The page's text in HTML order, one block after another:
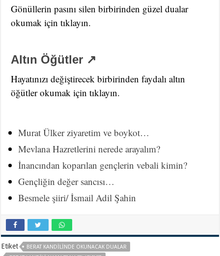
Gönüllerin pasını silen birbirinden güzel dualar
okumak için tıklayın.
Altın Öğütler ↗
Hayatınızı değiştirecek birbirinden faydalı altın
öğütler okumak için tıklayın.
Murat Ülker ziyaretim ve boykot…
Mevlana Hazretlerini nerede arayalım?
İnancından koparılan gençlerin vebali kimin?
Gençliğin değer sancısı…
Besmele şiiri/ İsmail Adil Şahin
Etiket
BERAT KANDILINDE OKUNACAK DUALAR